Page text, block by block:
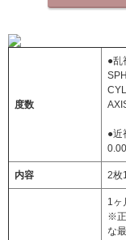
度数
●乱
●近
内容 2枚
1ヶ
※正
な